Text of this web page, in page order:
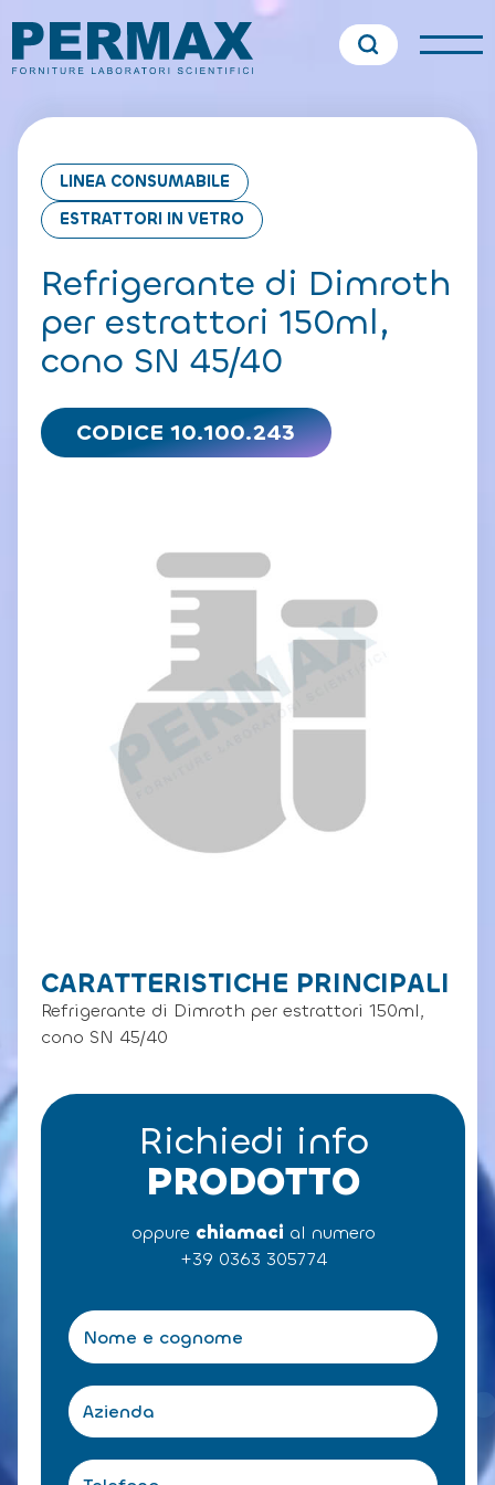
LINEA CONSUMABILE
ESTRATTORI IN VETRO
Refrigerante di Dimroth
per estrattori 150ml,
cono SN 45/40
CODICE 10.100.243
CARATTERISTICHE PRINCIPALI
Refrigerante di Dimroth per estrattori 150ml,
cono SN 45/40
Richiedi info
PRODOTTO
oppure chiamaci al numero
+39 0363 305774
N
o
m
e
e
c
g
A
z
e
T